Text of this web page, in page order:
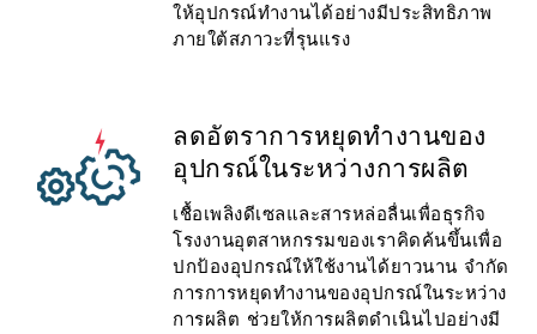
ให้อุปกรณ์ทำงานได้อย่างมีประสิทธิภาพ
ภายใต้สภาวะที่รุนแรง
ลดอัตราการหยุดทำงานของ
อุปกรณ์ในระหว่างการผลิต
เชื้อเพลิงดีเซลและสารหล่อลื่นเพื่อธุรกิจ
โรงงานอุตสาหกรรมของเราคิดค้นขึ้นเพื่อ
ปกป้องอุปกรณ์ให้ใช้งานได้ยาวนาน จำกัด
การการหยุดทำงานของอุปกรณ์ในระหว่าง
การผลิต ช่วยให้การผลิตดำเนินไปอย่างมี